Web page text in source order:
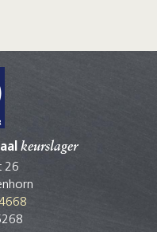
keurslager
26